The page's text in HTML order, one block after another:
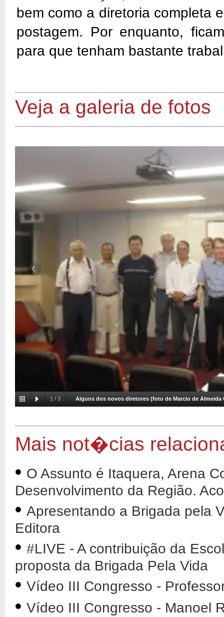
bem como a diretoria completa
postagem. Por enquanto,
para que tenham bastante
Veja a galeria de fotos
1 / 3 Alguns dos novos diretores (foto de Marcio de Almeida
Mais not�cias
• O Assunto é Itaquera, Arena
Desenvolvimento da Região.
• Apresentando a Brigada pela
Editora
• #LIVE - A contribuição da
proposta da Brigada Pela Vida
• Vídeo III Congresso -
• Vídeo III Congresso - Manoel